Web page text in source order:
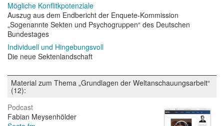
Mögliche Konflitkpotenziale
Auszug aus dem Endbericht der Enquete-Kommission
„Sogenannte Sekten und Psychogruppen“ des Deutschen
Bundestages
Individuell und Hingebungsvoll
Die neue Sektenlandschaft
Material zum Thema „Grundlagen der Weltanschauungsarbeit“
(12):
Podcast
Fabian Meysenhölder